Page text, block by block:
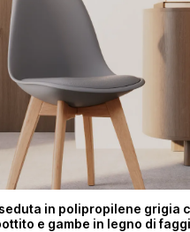
in polipropilene grigia
e gambe in legno di